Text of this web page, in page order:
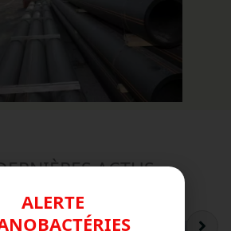
ACTUS
ALERTE